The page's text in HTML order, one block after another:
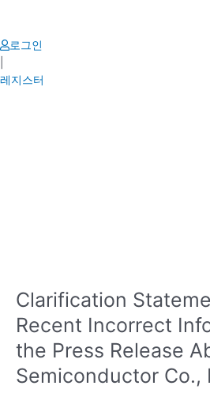
content
로그인
레지스터
Clarification
Recent Incorrect
the Press Release
Semiconductor Co.,